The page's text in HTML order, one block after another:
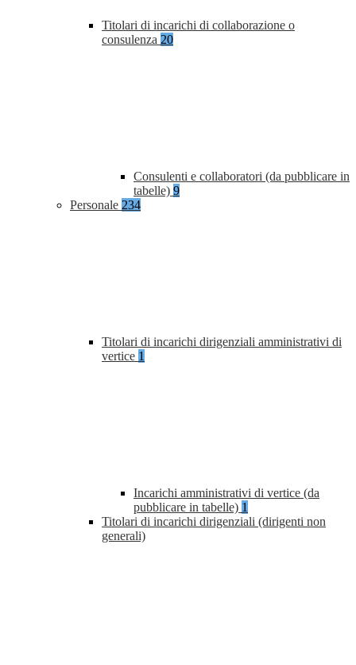
Titolari di incarichi di collaborazione o
consulenza 20
Consulenti e collaboratori (da pubblicare in
tabelle) 9
Personale 234
Titolari di incarichi dirigenziali amministrativi di
vertice 1
Incarichi amministrativi di vertice (da
pubblicare in tabelle) 1
Titolari di incarichi dirigenziali (dirigenti non
generali)